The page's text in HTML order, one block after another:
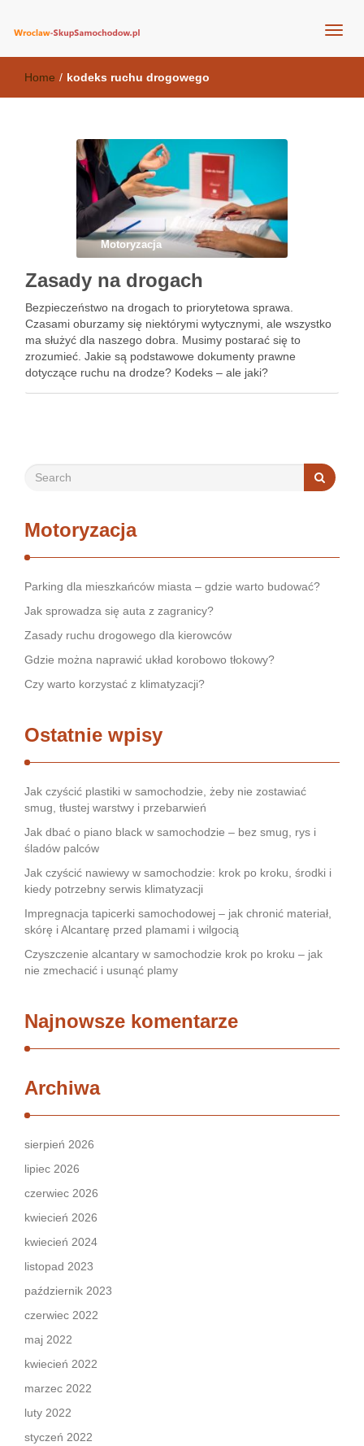
wroclaw-skupsamochodow.pl
Home / kodeks ruchu drogowego
Motoryzacja
Zasady na drogach
Bezpieczeństwo na drogach to priorytetowa sprawa.
Czasami oburzamy się niektórymi wytycznymi, ale wszystko
ma służyć dla naszego dobra. Musimy postarać się to
zrozumieć. Jakie są podstawowe dokumenty prawne
dotyczące ruchu na drodze? Kodeks – ale jaki?
Motoryzacja
Parking dla mieszkańców miasta – gdzie warto budować?
Jak sprowadza się auta z zagranicy?
Zasady ruchu drogowego dla kierowców
Gdzie można naprawić układ korobowo tłokowy?
Czy warto korzystać z klimatyzacji?
Ostatnie wpisy
Jak czyścić plastiki w samochodzie, żeby nie zostawiać
smug, tłustej warstwy i przebarwień
Jak dbać o piano black w samochodzie – bez smug, rys i
śladów palców
Jak czyścić nawiewy w samochodzie: krok po kroku, środki i
kiedy potrzebny serwis klimatyzacji
Impregnacja tapicerki samochodowej – jak chronić materiał,
skórę i Alcantarę przed plamami i wilgocią
Czyszczenie alcantary w samochodzie krok po kroku – jak
nie zmechacić i usunąć plamy
Najnowsze komentarze
Archiwa
sierpień 2026
lipiec 2026
czerwiec 2026
kwiecień 2026
kwiecień 2024
listopad 2023
październik 2023
czerwiec 2022
maj 2022
kwiecień 2022
marzec 2022
luty 2022
styczeń 2022